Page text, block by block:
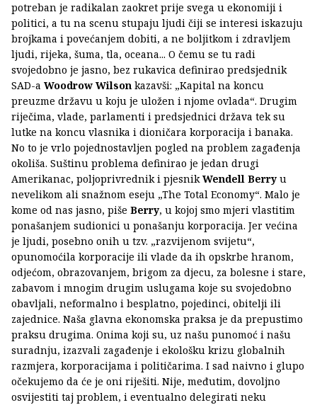
potreban je radikalan zaokret prije svega u ekonomiji i
politici, a tu na scenu stupaju ljudi čiji se interesi iskazuju
brojkama i povećanjem dobiti, a ne boljitkom i zdravljem
ljudi, rijeka, šuma, tla, oceana... O čemu se tu radi
svojedobno je jasno, bez rukavica definirao predsjednik
SAD-a Woodrow Wilson kazavši: „Kapital na koncu
preuzme državu u koju je uložen i njome ovlada“. Drugim
riječima, vlade, parlamenti i predsjednici država tek su
lutke na koncu vlasnika i dioničara korporacija i banaka.
No to je vrlo pojednostavljen pogled na problem zagađenja
okoliša. Suštinu problema definirao je jedan drugi
Amerikanac, poljoprivrednik i pjesnikWendell Berryu
nevelikom ali snažnom eseju „The Total Economy“. Malo je
kome od nas jasno, piše Berry, u kojoj smo mjeri vlastitim
ponašanjem sudionici u ponašanju korporacija. Jer većina
je ljudi, posebno onih u tzv. „razvijenom svijetu“,
opunomoćila korporacije ili vlade da ih opskrbe hranom,
odjećom, obrazovanjem, brigom za djecu, za bolesne i stare,
zabavom i mnogim drugim uslugama koje su svojedobno
obavljali, neformalno i besplatno, pojedinci, obitelji ili
zajednice. Naša glavna ekonomska praksa je da prepustimo
praksu drugima. Onima koji su, uz našu punomoć i našu
suradnju, izazvali zagađenje i ekološku krizu globalnih
razmjera, korporacijama i političarima. I sad naivno i glupo
očekujemo da će je oni riješiti. Nije, međutim, dovoljno
osvijestiti taj problem, i eventualno delegirati neku